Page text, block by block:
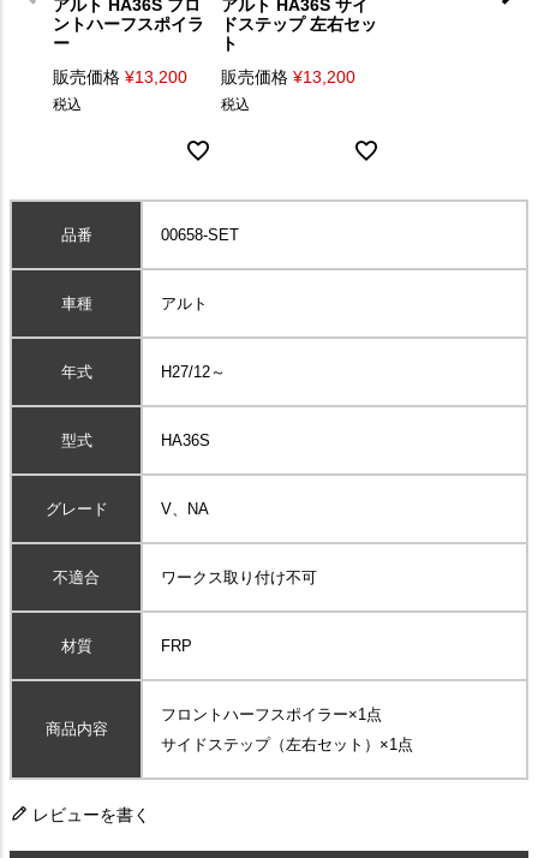
アルト HA36S フロ
ントハーフスポイラ
ー
販売価格 ¥13,200
税込
アルト HA36S サイ
ドステップ 左右セッ
ト
販売価格 ¥13,200
税込
品番 00658-SET
車種 アルト
年式 H27/12～
型式 HA36S
グレード V、NA
不適合 ワークス取り付け不可
材質 FRP
商品内容
フロントハーフスポイラー×1点
サイドステップ（左右セット）×1点
レビューを書く